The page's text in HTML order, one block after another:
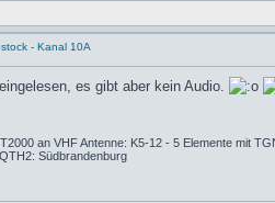
- Kanal 10A
es gibt aber kein Audio.
an VHF Antenne: K5-12 - 5 Elemente mit
Südbrandenburg